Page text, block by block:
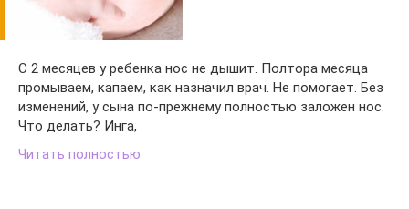
С 2 месяцев у ребенка нос не дышит. Полтора месяца
промываем, капаем, как назначил врач. Не помогает. Без
изменений, у сына по-прежнему полностью заложен нос.
Что делать? Инга,
Читать полностью